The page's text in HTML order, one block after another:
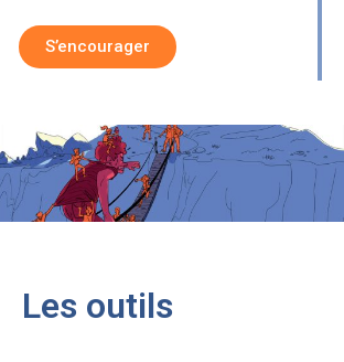
S’encourager
Les outils